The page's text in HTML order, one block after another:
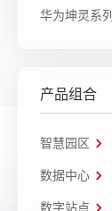
华为坤灵系列
产品组合
智慧园区
数据中心
数字站点